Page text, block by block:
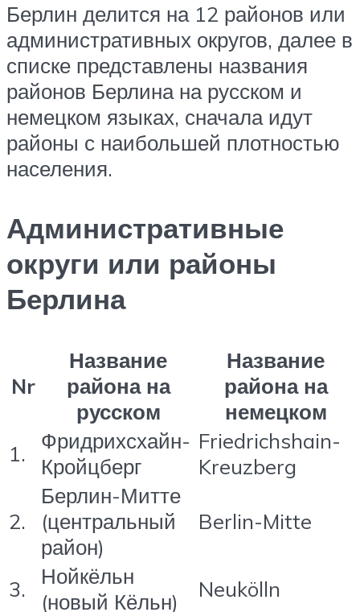
Берлин делится на 12 районов или
административных округов, далее в
списке представлены названия
районов Берлина на русском и
немецком языках, сначала идут
районы с наибольшей плотностью
населения.
Административные
округи или районы
Берлина
Nr
Название
района на
русском
Название
района на
немецком
1.
Фридрихсхайн-
Кройцберг
Friedrichshain-
Kreuzberg
2.
Берлин-Митте
(центральный
район)
Berlin-Mitte
3.
Нойкёльн
(новый Кёльн)
Neukölln